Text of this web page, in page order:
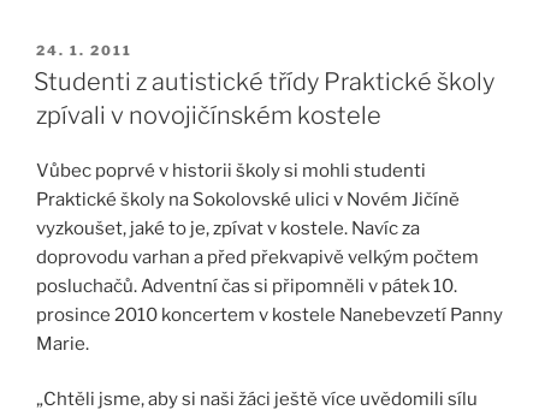
24. 1. 2011
Studenti z autistické třídy Praktické školy
zpívali v novojičínském kostele
Vůbec poprvé v historii školy si mohli studenti
Praktické školy na Sokolovské ulici v Novém Jičíně
vyzkoušet, jaké to je, zpívat v kostele. Navíc za
doprovodu varhan a před překvapivě velkým počtem
posluchačů. Adventní čas si připomněli v pátek 10.
prosince 2010 koncertem v kostele Nanebevzetí Panny
Marie.
„Chtěli jsme, aby si naši žáci ještě více uvědomili sílu